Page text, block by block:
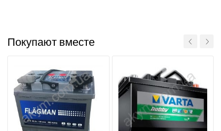
Покупают вместе